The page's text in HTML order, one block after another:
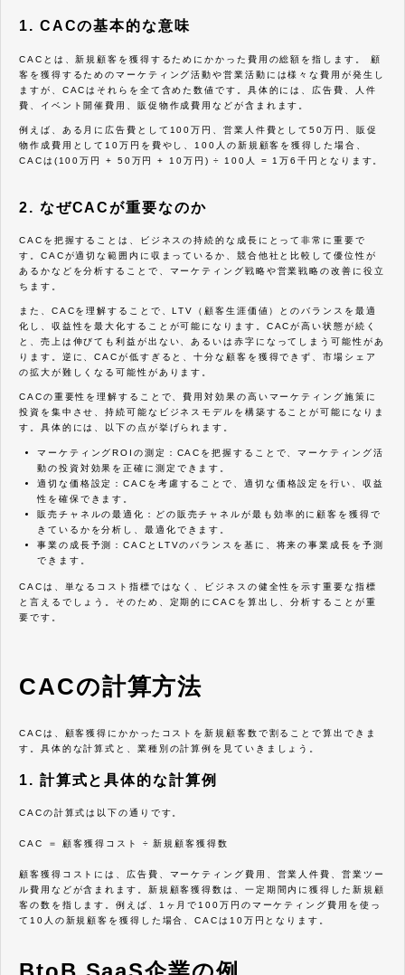
1. CACの基本的な意味
CACとは、新規顧客を獲得するためにかかった費用の総額を指します。 顧
客を獲得するためのマーケティング活動や営業活動には様々な費用が発生し
ますが、CACはそれらを全て含めた数値です。具体的には、広告費、人件
費、イベント開催費用、販促物作成費用などが含まれます。
例えば、ある月に広告費として100万円、営業人件費として50万円、販促
物作成費用として10万円を費やし、100人の新規顧客を獲得した場合、
CACは(100万円 + 50万円 + 10万円) ÷ 100人 = 1万6千円となります。
2. なぜCACが重要なのか
CACを把握することは、ビジネスの持続的な成長にとって非常に重要で
す。CACが適切な範囲内に収まっているか、競合他社と比較して優位性が
あるかなどを分析することで、マーケティング戦略や営業戦略の改善に役立
ちます。
また、CACを理解することで、LTV（顧客生涯価値）とのバランスを最適
化し、収益性を最大化することが可能になります。CACが高い状態が続く
と、売上は伸びても利益が出ない、あるいは赤字になってしまう可能性があ
ります。逆に、CACが低すぎると、十分な顧客を獲得できず、市場シェア
の拡大が難しくなる可能性があります。
CACの重要性を理解することで、費用対効果の高いマーケティング施策に
投資を集中させ、持続可能なビジネスモデルを構築することが可能になりま
す。具体的には、以下の点が挙げられます。
マーケティングROIの測定：CACを把握することで、マーケティング活
動の投資対効果を正確に測定できます。
適切な価格設定：CACを考慮することで、適切な価格設定を行い、収益
性を確保できます。
販売チャネルの最適化：どの販売チャネルが最も効率的に顧客を獲得で
きているかを分析し、最適化できます。
事業の成長予測：CACとLTVのバランスを基に、将来の事業成長を予測
できます。
CACは、単なるコスト指標ではなく、ビジネスの健全性を示す重要な指標
と言えるでしょう。そのため、定期的にCACを算出し、分析することが重
要です。
CACの計算方法
CACは、顧客獲得にかかったコストを新規顧客数で割ることで算出できま
す。具体的な計算式と、業種別の計算例を見ていきましょう。
1. 計算式と具体的な計算例
CACの計算式は以下の通りです。
CAC ＝ 顧客獲得コスト ÷ 新規顧客獲得数
顧客獲得コストには、広告費、マーケティング費用、営業人件費、営業ツー
ル費用などが含まれます。新規顧客獲得数は、一定期間内に獲得した新規顧
客の数を指します。例えば、1ヶ月で100万円のマーケティング費用を使っ
て10人の新規顧客を獲得した場合、CACは10万円となります。